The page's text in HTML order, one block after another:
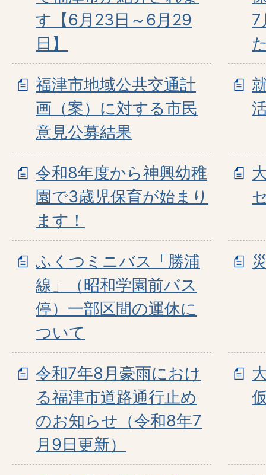
す【6月23日～6月29
日】
7
福津市地域公共交通計
画（案）に対する市民
意見公募結果
令和8年度から神興幼稚
園で3歳児保育が始まり
ます！
ふくつミニバス「勝浦
線」（昭和学園前バス
停）一部区間の運休に
ついて
令和7年8月豪雨におけ
る福津市道路通行止め
のお知らせ（令和8年7
月9日更新）